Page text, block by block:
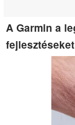
A Garmin a